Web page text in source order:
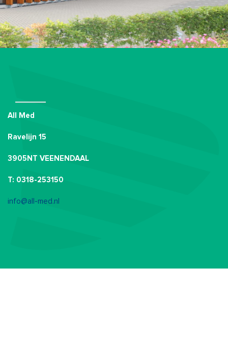
All Med
Ravelijn 15
3905NT VEENENDAAL
T: 0318-253150
info@all-med.nl